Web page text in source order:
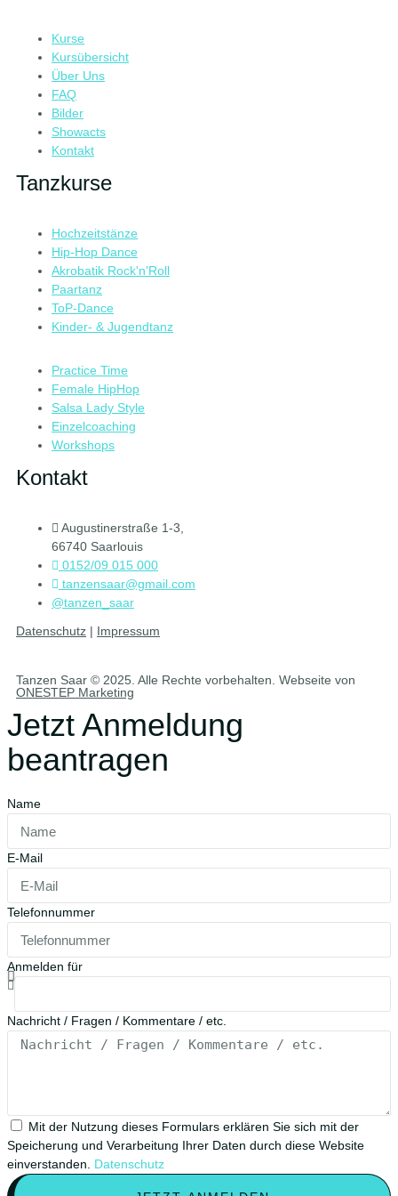
Kurse
Kursübersicht
Über Uns
FAQ
Bilder
Showacts
Kontakt
Tanzkurse
Hochzeitstänze
Hip-Hop Dance
Akrobatik Rock'n'Roll
Paartanz
ToP-Dance
Kinder- & Jugendtanz
Practice Time
Female HipHop
Salsa Lady Style
Einzelcoaching
Workshops
Kontakt
Augustinerstraße 1-3,
66740 Saarlouis
0152/09 015 000
tanzensaar@gmail.com
@tanzen_saar
Tanzen Saar © 2025. Alle Rechte vorbehalten. Webseite von
ONESTEP Marketing
Datenschutz | Impressum
Jetzt Anmeldung
beantragen
Name
E-Mail
Telefonnummer
Anmelden für
Nachricht / Fragen / Kommentare / etc.
Mit der Nutzung dieses Formulars erklären Sie sich mit der
Speicherung und Verarbeitung Ihrer Daten durch diese Website
einverstanden. Datenschutz